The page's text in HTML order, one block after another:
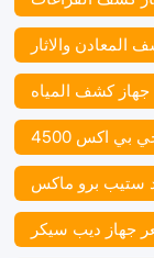
المعادن والاثار
جهاز كشف المياه
بي اكس 4500
ستيب برو ماكس
جهاز ديب سيكر